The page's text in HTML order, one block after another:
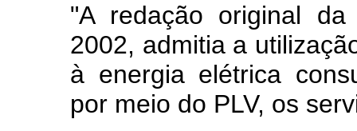
"A redação original
2002, admitia a
à energia elétrica
por meio do PLV, os